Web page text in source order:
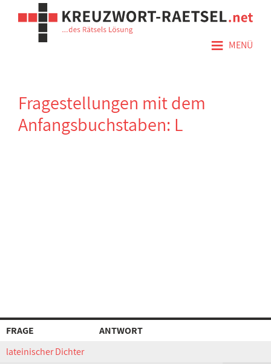
≡ MENÜ
Fragestellungen mit dem
Anfangsbuchstaben: L
FRAGE
ANTWORT
lateinischer Dichter